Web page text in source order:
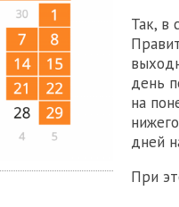
Так, в
день
на
дней
При